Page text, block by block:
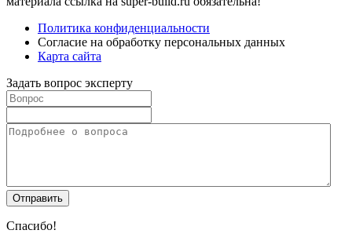
Политика конфиденциальности
Согласие на обработку персональных данных
Карта сайта
Задать вопрос эксперту
Спасибо!